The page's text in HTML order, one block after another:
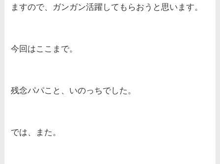
ますので、ガンガン活躍してもらおうと思います。
今回はここまで。
残念パパこと、いのっちでした。
では、また。